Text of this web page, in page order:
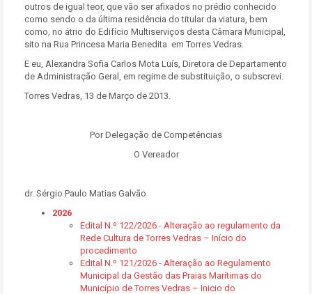
outros de igual teor, que vão ser afixados no prédio conhecido
como sendo o da última residência do titular da viatura, bem
como, no átrio do Edifício Multiserviços desta Câmara Municipal,
sito na Rua Princesa Maria Benedita em Torres Vedras.
E eu, Alexandra Sofia Carlos Mota Luís, Diretora de Departamento
de Administração Geral, em regime de substituição, o subscrevi.
Torres Vedras, 13 de Março de 2013.
Por Delegação de Competências
O Vereador
dr. Sérgio Paulo Matias Galvão
2026
Edital N.º 122/2026 - Alteração ao regulamento da
Rede Cultura de Torres Vedras – Início do
procedimento
Edital N.º 121/2026 - Alteração ao Regulamento
Municipal da Gestão das Praias Marítimas do
Município de Torres Vedras – Inicio do